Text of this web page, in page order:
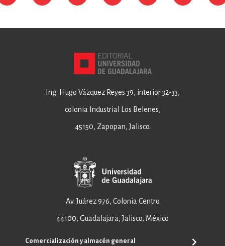
Ing. Hugo Vázquez Reyes 39, interior 32-33,
colonia Industrial Los Belenes,
45150, Zapopan, Jalisco.
Av. Juárez 976, Colonia Centro
44100, Guadalajara, Jalisco, México
Comercialización y almacén general